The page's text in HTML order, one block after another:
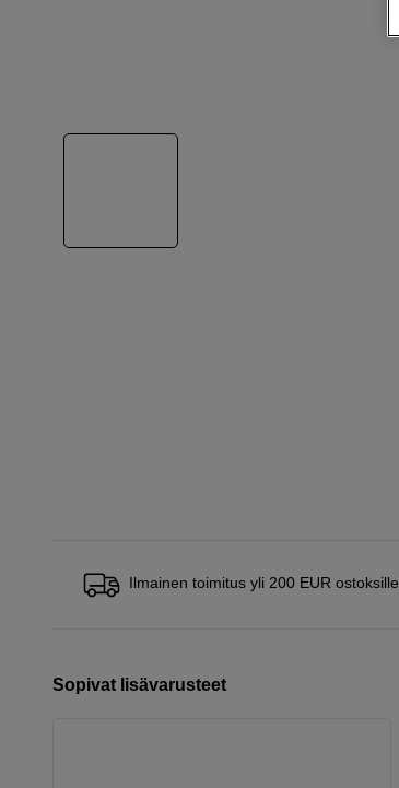
Ilmainen toimitus yli 200 EUR ostoksille
Sopivat lisävarusteet